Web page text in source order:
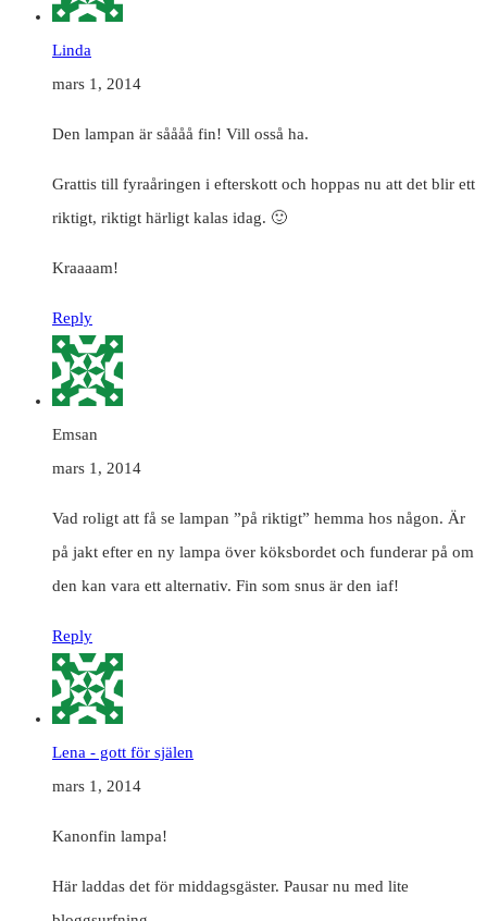
Linda
mars 1, 2014
Den lampan är såååå fin! Vill osså ha.
Grattis till fyraåringen i efterskott och hoppas nu att det blir ett
riktigt, riktigt härligt kalas idag. 🙂
Kraaaam!
Reply
Emsan
mars 1, 2014
Vad roligt att få se lampan ”på riktigt” hemma hos någon. Är
på jakt efter en ny lampa över köksbordet och funderar på om
den kan vara ett alternativ. Fin som snus är den iaf!
Reply
Lena - gott för själen
mars 1, 2014
Kanonfin lampa!
Här laddas det för middagsgäster. Pausar nu med lite